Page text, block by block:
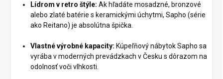
Lídrom v retro štýle: Ak hľadáte mosadzné, bronzové
alebo zlaté batérie s keramickými úchytmi, Sapho (série
ako Reitano) je absolútna špička.
Vlastné výrobné kapacity: Kúpeľňový nábytok Sapho sa
vyrába v moderných prevádzkach v Česku s dôrazom na
odolnosť voči vlhkosti.